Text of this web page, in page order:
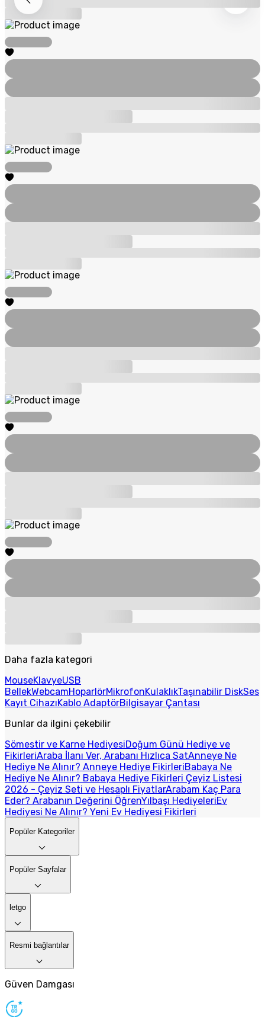
Daha fazla kategori
MouseKlavyeUSB
BellekWebcamHoparlörMikrofonKulaklıkTaşınabilir DiskSes
Kayıt CihazıKablo AdaptörBilgisayar Çantası
Bunlar da ilgini çekebilir
Sömestir ve Karne HediyesiDoğum Günü Hediye ve
FikirleriAraba İlanı Ver, Arabanı Hızlıca SatAnneye Ne
Hediye Ne Alınır? Anneye Hediye FikirleriBabaya Ne
Hediye Ne Alınır? Babaya Hediye Fikirleri Çeyiz Listesi
2026 - Çeyiz Seti ve Hesaplı FiyatlarArabam Kaç Para
Eder? Arabanın Değerini ÖğrenYılbaşı HediyeleriEv
Hediyesi Ne Alınır? Yeni Ev Hediyesi Fikirleri
Popüler Kategoriler
Popüler Sayfalar
letgo
Resmi bağlantılar
Güven Damgası